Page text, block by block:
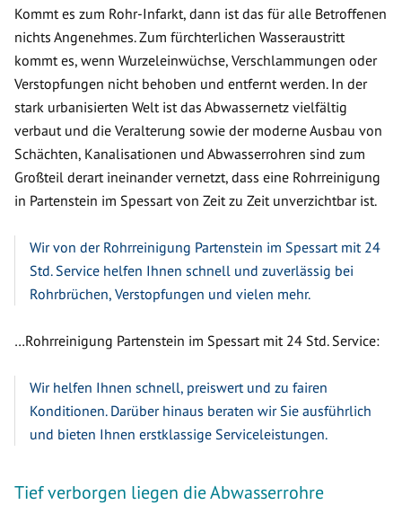
Kommt es zum Rohr-Infarkt, dann ist das für alle Betroffenen
nichts Angenehmes. Zum fürchterlichen Wasseraustritt
kommt es, wenn Wurzeleinwüchse, Verschlammungen oder
Verstopfungen nicht behoben und entfernt werden. In der
stark urbanisierten Welt ist das Abwassernetz vielfältig
verbaut und die Veralterung sowie der moderne Ausbau von
Schächten, Kanalisationen und Abwasserrohren sind zum
Großteil derart ineinander vernetzt, dass eine Rohrreinigung
in Partenstein im Spessart von Zeit zu Zeit unverzichtbar ist.
Wir von der Rohrreinigung Partenstein im Spessart mit 24
Std. Service helfen Ihnen schnell und zuverlässig bei
Rohrbrüchen, Verstopfungen und vielen mehr.
…Rohrreinigung Partenstein im Spessart mit 24 Std. Service:
Wir helfen Ihnen schnell, preiswert und zu fairen
Konditionen. Darüber hinaus beraten wir Sie ausführlich
und bieten Ihnen erstklassige Serviceleistungen.
Tief verborgen liegen die Abwasserrohre